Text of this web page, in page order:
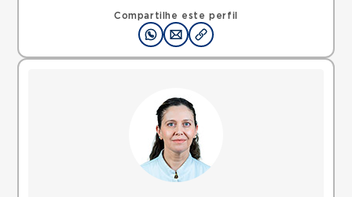
Compartilhe este perfil